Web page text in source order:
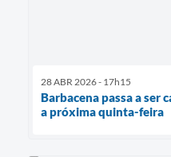
28 ABR 2026 - 17h15
Barbacena passa a ser
a próxima quinta-feira